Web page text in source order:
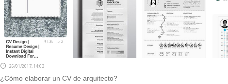
26/01/2017, 14:03
¿Cómo elaborar un CV de arquitecto?